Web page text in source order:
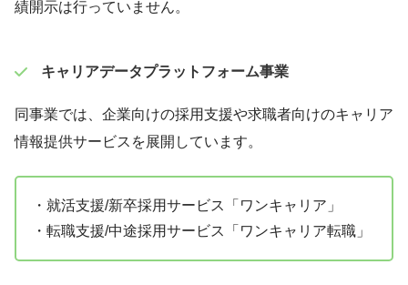
績開示は行っていません。
キャリアデータプラットフォーム事業
同事業では、企業向けの採用支援や求職者向けのキャリア
情報提供サービスを展開しています。
・就活支援/新卒採用サービス「ワンキャリア」
・転職支援/中途採用サービス「ワンキャリア転職」